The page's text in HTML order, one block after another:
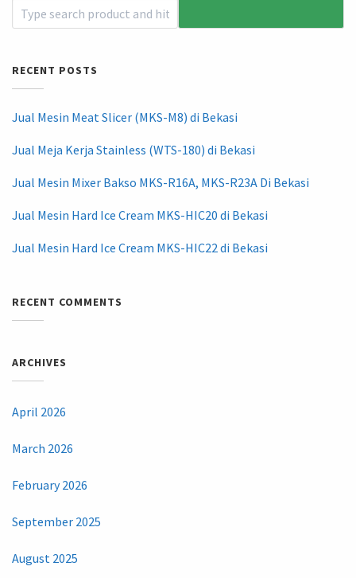
RECENT POSTS
Jual Mesin Meat Slicer (MKS-M8) di Bekasi
Jual Meja Kerja Stainless (WTS-180) di Bekasi
Jual Mesin Mixer Bakso MKS-R16A, MKS-R23A Di Bekasi
Jual Mesin Hard Ice Cream MKS-HIC20 di Bekasi
Jual Mesin Hard Ice Cream MKS-HIC22 di Bekasi
RECENT COMMENTS
ARCHIVES
April 2026
March 2026
February 2026
September 2025
August 2025